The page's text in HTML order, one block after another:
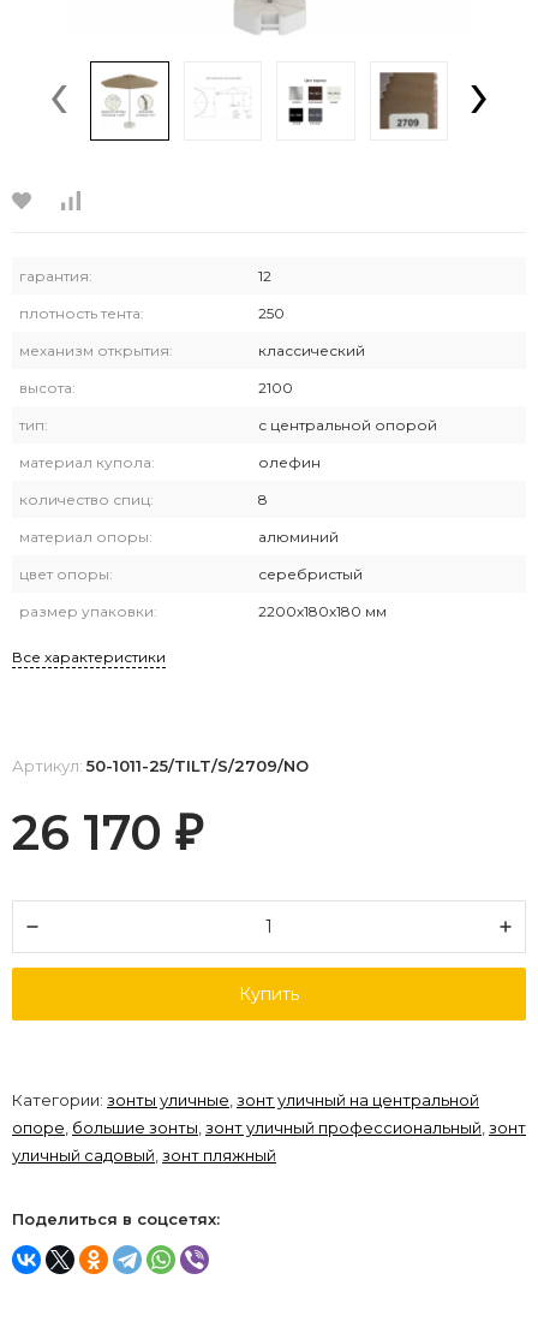
‹ ›
гарантия: 12
плотность тента: 250
механизм открытия: классический
высота: 2100
тип: с центральной опорой
материал купола: олефин
количество спиц: 8
материал опоры: алюминий
цвет опоры: серебристый
размер упаковки: 2200х180х180 мм
Все характеристики
Артикул: 50-1011-25/TILT/S/2709/NO
26 170 ₽
Купить
Категории: зонты уличные,зонт уличный на центральной
опоре, большие зонты,зонт уличный профессиональный,зонт
уличный садовый,зонт пляжный
Поделиться в соцсетях: